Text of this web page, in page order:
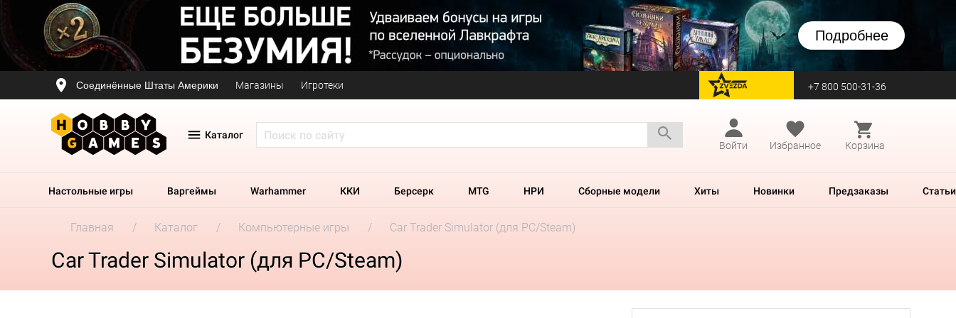
Подробнее
Соединённые Штаты Америки Магазины Игротеки перейти на Zvezda +7 800 500-31-36
Каталог
Войти
Избранное Корзина
Настольные игры Варгеймы Warhammer ККИ Берсерк MTG НРИ Сборные модели Хиты Новинки Предзаказы Статьи
Главная Каталог Компьютерные игры Car Trader Simulator (для PC/Steam)
Car Trader Simulator (для PC/Steam)